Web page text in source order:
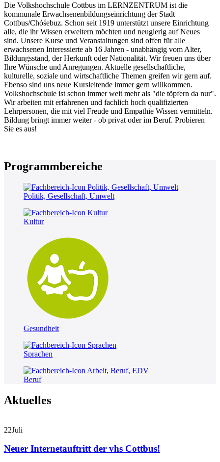
Die Volkshochschule Cottbus im LERNZENTRUM ist die
kommunale Erwachsenenbildungseinrichtung der Stadt
Cottbus/Chóśebuz. Schon seit 1919 unterstützt unsere Einrichtung
alle, die ihr Wissen erweitern möchten und neugierig auf Neues
sind. Unsere Kurse und Veranstaltungen sind offen für alle
erwachsenen Interessierte ab 16 Jahren - unabhängig vom Alter,
Bildungsstand, der Herkunft oder Nationalität. Wir freuen uns über
Ihre Wünsche und Anregungen. Aktuelle gesellschaftliche,
kulturelle, soziale und wirtschaftliche Themen greifen wir gern auf.
Ebenso sind uns neue Kursleitende immer gern willkommen.
Volkshochschule ist schon immer weit mehr als "die töpfern da nur".
Wir arbeiten mit erfahrenen und fachlich hoch qualifizierten
Lehrpersonen, die mit viel Freude und Empathie Wissen vermitteln.
Bildung bringt immer weiter - ob privat oder im Beruf. Probieren
Sie es aus!
Programmbereiche
Politik, Gesellschaft, Umwelt
Kultur
Gesundheit
Sprachen
Beruf
Aktuelles
22Juli
Neuer Internetauftritt der vhs Cottbus!